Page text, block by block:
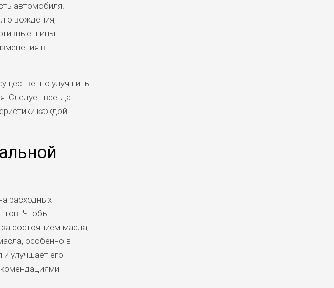
автомобиля.
вождения,
шины
в
улучшить
Следует всегда
каждой
расходных
Чтобы
состоянием масла,
особенно в
и улучшает его